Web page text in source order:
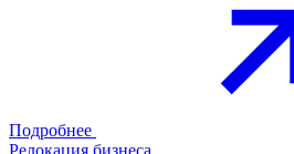
Подробнее
Релокация бизнеса